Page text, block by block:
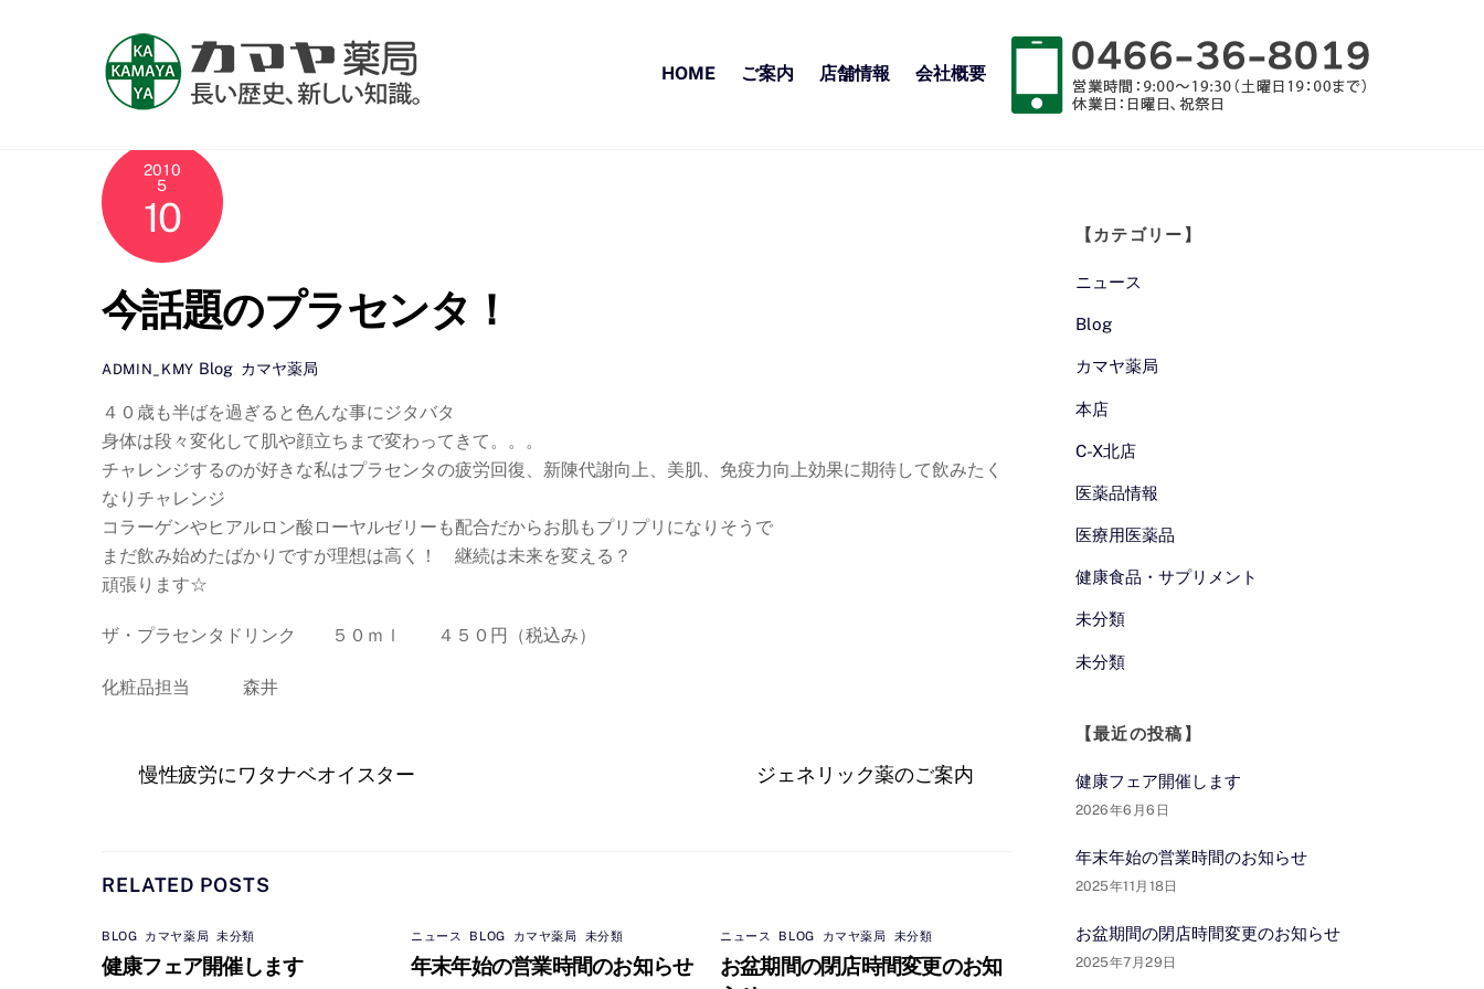
HOME ご案内 店舗情報 会社概要
2010
5
10
今話題のプラセンタ！
ADMIN_KMY Blog, カマヤ薬局
４０歳も半ばを過ぎると色んな事にジタバタ
身体は段々変化して肌や顔立ちまで変わってきて。。。
チャレンジするのが好きな私はプラセンタの疲労回復、新陳代謝向上、美肌、免疫力向上効果に期待して飲みたく
なりチャレンジ
コラーゲンやヒアルロン酸ローヤルゼリーも配合だからお肌もプリプリになりそうで
まだ飲み始めたばかりですが理想は高く！ 継続は未来を変える？
頑張ります☆
ザ・プラセンタドリンク ５０ｍｌ ４５０円（税込み）
化粧品担当 森井
慢性疲労にワタナベオイスター ジェネリック薬のご案内
RELATED POSTS
BLOG カマヤ薬局 ,未分類
健康フェア開催します
ニュース BLOG カマヤ薬局 未分類
年末年始の営業時間のお知らせ
ニュース BLOG カマヤ薬局 未分類
お盆期間の閉店時間変更のお知
【カテゴリー】
ニュース
Blog
カマヤ薬局
本店
C-X北店
医薬品情報
医療用医薬品
健康食品・サプリメント
未分類
未分類
【最近の投稿】
健康フェア開催します
2026年6月6日
年末年始の営業時間のお知らせ
2025年11月18日
お盆期間の閉店時間変更のお知らせ
2025年7月29日